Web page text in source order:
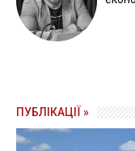
ПУБЛІКАЦІЇ »